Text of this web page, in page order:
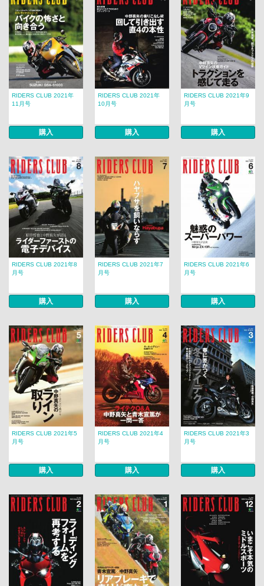
RIDERS CLUB 2021年
11月号
購入
RIDERS CLUB 2021年
10月号
購入
RIDERS CLUB 2021年9
月号
購入
RIDERS CLUB 2021年8
月号
購入
RIDERS CLUB 2021年7
月号
購入
RIDERS CLUB 2021年6
月号
購入
RIDERS CLUB 2021年5
月号
購入
RIDERS CLUB 2021年4
月号
購入
RIDERS CLUB 2021年3
月号
購入